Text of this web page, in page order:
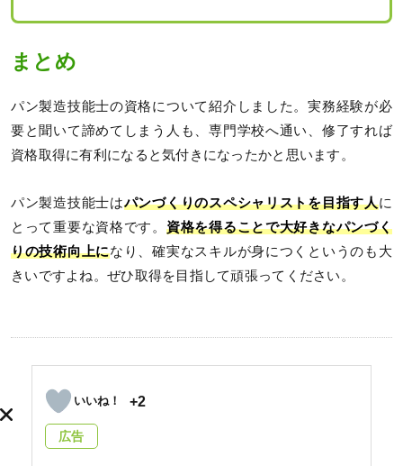
まとめ
パン製造技能士の資格について紹介しました。実務経験が必
要と聞いて諦めてしまう人も、専門学校へ通い、修了すれば
資格取得に有利になると気付きになったかと思います。
パン製造技能士はパンづくりのスペシャリストを目指す人に
とって重要な資格です。 資格を得ることで大好きなパンづく
りの技術向上になり、確実なスキルが身につくというのも大
きいですよね。ぜひ取得を目指して頑張ってください。
+2
広告